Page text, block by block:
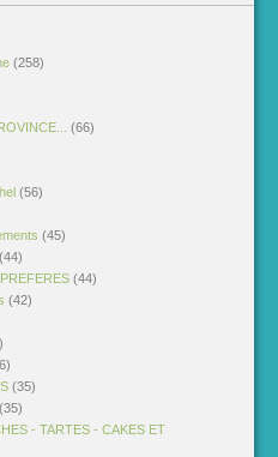
(258)
(66)
(56)
(45)
(44)
(44)
(42)
(35)
(35)
- TARTES - CAKES ET